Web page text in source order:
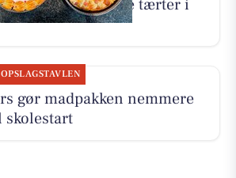
har fået to nye tærter i
OPSLAGSTAVLEN
gør madpakken nemmere